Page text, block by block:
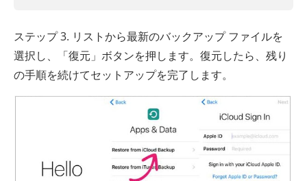
ステップ 3. リストから最新のバックアップ ファイルを
選択し、「復元」ボタンを押します。復元したら、残り
の手順を続けてセットアップを完了します。